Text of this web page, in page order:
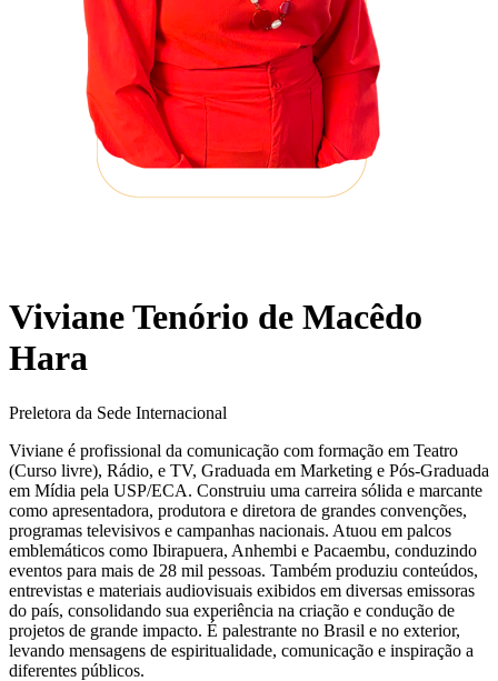
Viviane Tenório de Macêdo
Hara
Preletora da Sede Internacional
Viviane é profissional da comunicação com formação em Teatro
(Curso livre), Rádio, e TV, Graduada em Marketing e Pós-Graduada
em Mídia pela USP/ECA. Construiu uma carreira sólida e marcante
como apresentadora, produtora e diretora de grandes convenções,
programas televisivos e campanhas nacionais. Atuou em palcos
emblemáticos como Ibirapuera, Anhembi e Pacaembu, conduzindo
eventos para mais de 28 mil pessoas. Também produziu conteúdos,
entrevistas e materiais audiovisuais exibidos em diversas emissoras
do país, consolidando sua experiência na criação e condução de
projetos de grande impacto. É palestrante no Brasil e no exterior,
levando mensagens de espiritualidade, comunicação e inspiração a
diferentes públicos.